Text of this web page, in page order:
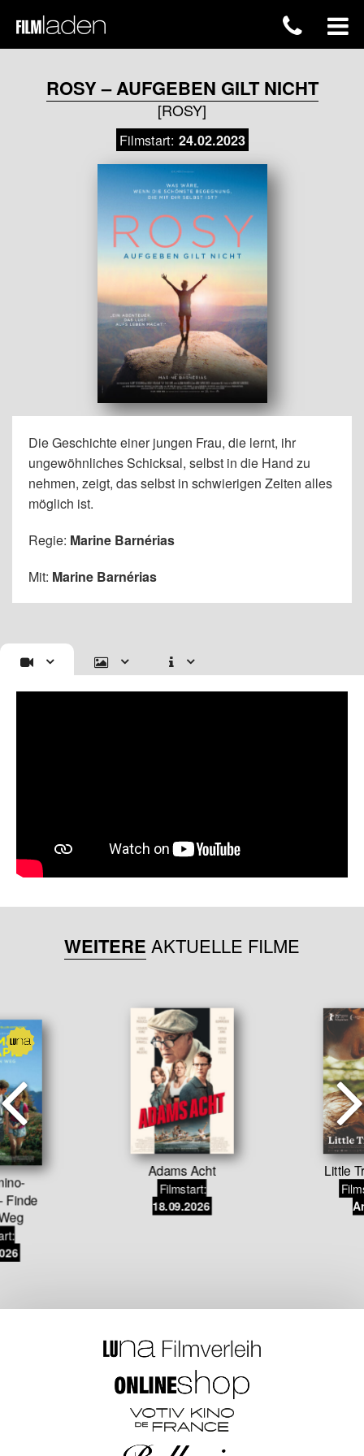
ROSY – AUFGEBEN GILT NICHT
[ROSY]
Filmstart: 24.02.2023
Die Geschichte einer jungen Frau, die lernt, ihr
ungewöhnliches Schicksal, selbst in die Hand zu
nehmen, zeigt, das selbst in schwierigen Zeiten alles
möglich ist.
Regie: Marine Barnérias
Mit: Marine Barnérias
WEITERE AKTUELLE FILME
Finde
Adams Acht
Filmstart:
18.09.2026
Little